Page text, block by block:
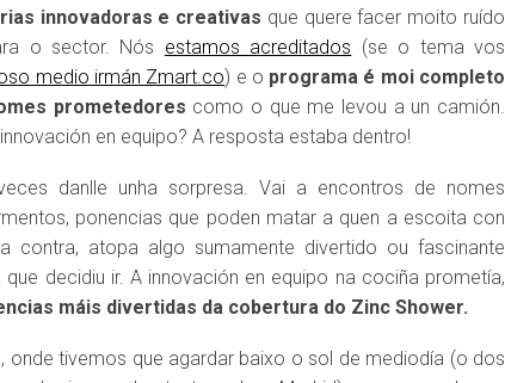
innovadoras e creativas que quere facer moito ruído
o sector. Nós estamos acreditados (se o tema vos
medio irmán Zmart.co) e o programa é moi completo
prometedores como o que me levou a un camión.
en equipo? A resposta estaba dentro!
danlle unha sorpresa. Vai a encontros de nomes
ponencias que poden matar a quen a escoita con
contra, atopa algo sumamente divertido ou fascinante
decidiu ir. A innovación en equipo na cociña prometía,
máis divertidas da cobertura do Zinc Shower.
tivemos que agardar baixo o sol de mediodía (o dos